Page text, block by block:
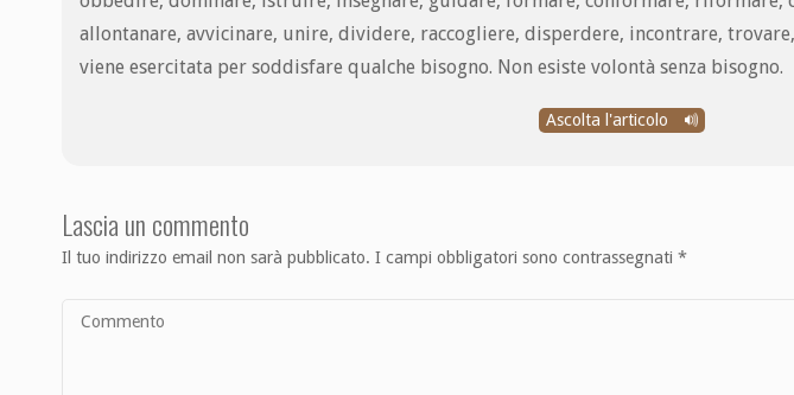
allontanare, avvicinare, unire, dividere, raccogliere, disperdere, incontrare,
viene esercitata per soddisfare qualche bisogno. Non esiste volontà senza bisogno.
Ascolta l'articolo
Lascia un commento
Il tuo indirizzo email non sarà pubblicato. I campi obbligatori sono contrassegnati*